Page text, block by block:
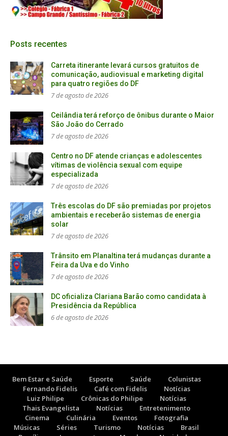
Posts recentes
Carreta itinerante levará cursos gratuitos de
comunicação, audiovisual e marketing digital
para quatro regiões do DF
7 de agosto de 2026
Ceilândia terá reforço de ônibus durante o Maior
São João do Cerrado
7 de agosto de 2026
Centro no DF atende crianças e adolescentes
vítimas de violência sexual com equipe
especializada
7 de agosto de 2026
Três escolas do DF são premiadas por projetos
ambientais e receberão sistemas de energia
solar
7 de agosto de 2026
Trânsito em Planaltina terá mudanças durante a
Feira da Uva e do Vinho
7 de agosto de 2026
DC oficializa Clariana Barão como candidata à
Presidência da República
6 de agosto de 2026
Bem Estar e Saúde Esporte Saúde
Colunistas
Fernando Fidelis
Café com Fidelis
Notícias
Luiz Philipe
Crônicas do Philipe
Notícias
Thais Evangelista
Notícias
Entretenimento
Cinema
Culinária Eventos
Fotografia
Músicas
Séries Turismo Notícias
Brasil